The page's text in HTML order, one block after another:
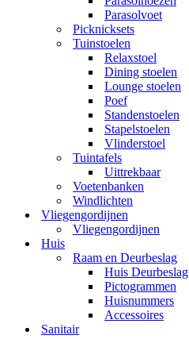
Parasolvoet
Picknicksets
Tuinstoelen
Relaxstoel
Dining stoelen
Lounge stoelen
Poef
Standenstoelen
Stapelstoelen
Vlinderstoel
Tuintafels
Uittrekbaar
Voetenbanken
Windlichten
Vliegengordijnen
Vliegengordijnen
Huis
Raam en Deurbeslag
Huis Deurbeslag
Pictogrammen
Huisnummers
Accessoires
Sanitair